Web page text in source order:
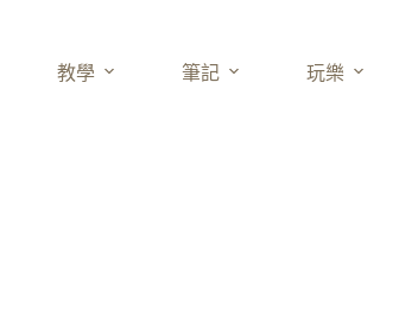
教學 筆記 玩樂